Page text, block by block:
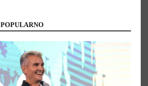
POPULARNO